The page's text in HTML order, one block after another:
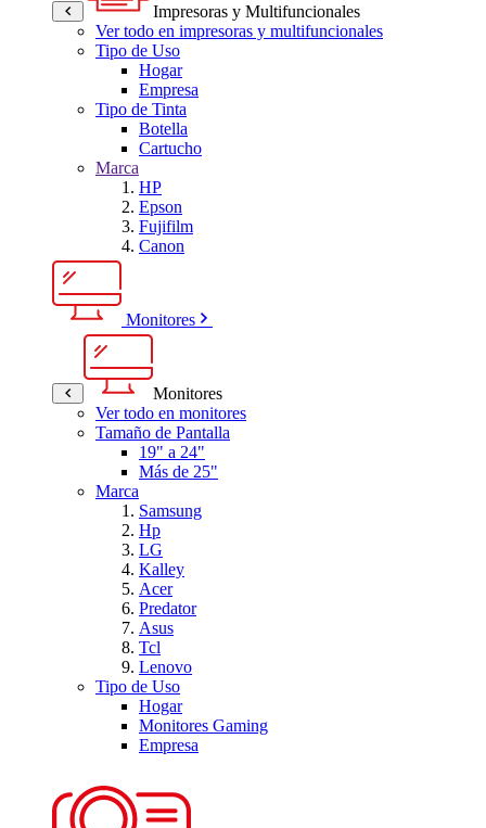
Impresoras y Multifuncionales
Ver todo en impresoras y multifuncionales
Tipo de Uso
Hogar
Empresa
Tipo de Tinta
Botella
Cartucho
Marca
HP
Epson
Fujifilm
Canon
Monitores
Monitores
Ver todo en monitores
Tamaño de Pantalla
19" a 24"
Más de 25"
Marca
Samsung
Hp
LG
Kalley
Acer
Predator
Asus
Tcl
Lenovo
Tipo de Uso
Hogar
Monitores Gaming
Empresa